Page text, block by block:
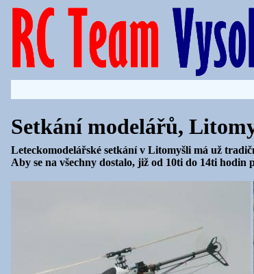
Setkání modelářů,
Leteckomodelářské setkání v Litomyšli má už
Aby se na všechny dostalo, již od 10ti do 14ti